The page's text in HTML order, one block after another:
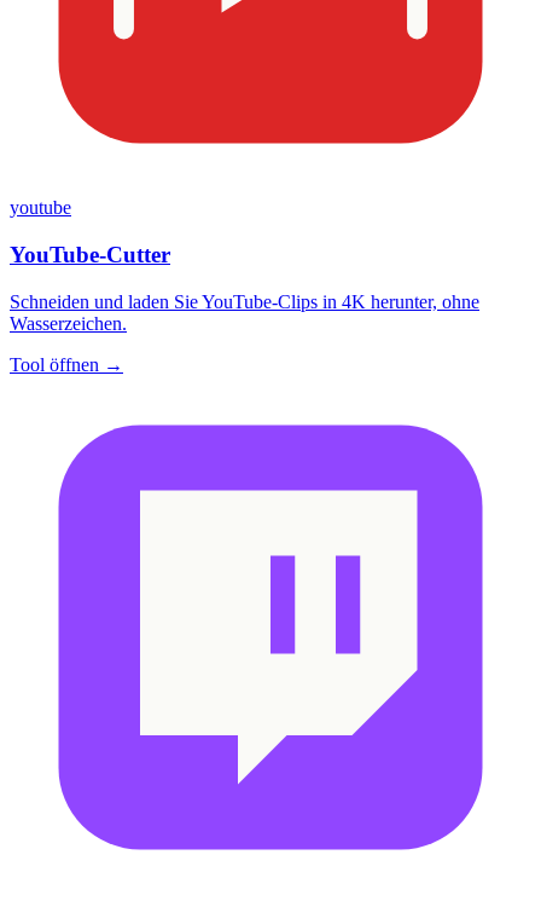
youtube
YouTube-Cutter
Schneiden und laden Sie YouTube-Clips in 4K herunter, ohne
Wasserzeichen.
Tool öffnen →